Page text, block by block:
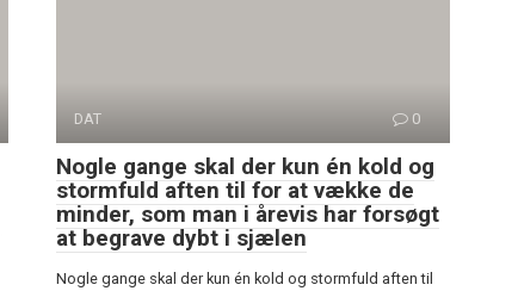
DAT 0
Nogle gange skal der kun én kold og
stormfuld aften til for at vække de
minder, som man i årevis har forsøgt
at begrave dybt i sjælen
Nogle gange skal der kun én kold og stormfuld aften til